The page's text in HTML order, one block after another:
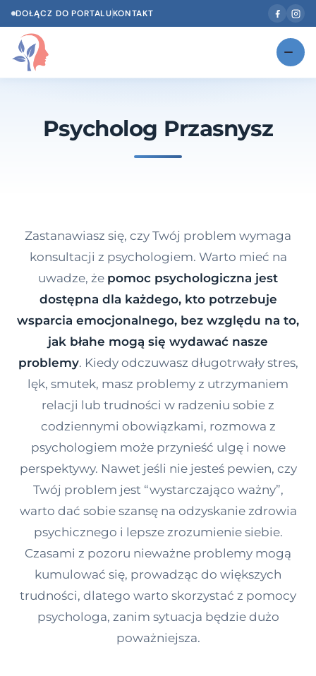
DOŁĄCZ DO PORTALUKONTAKT
NOWOŚĆ
Dawka wiedzy
Dla specjalistów
Dołącz do portalu
Psycholog Przasnysz
Zastanawiasz się, czy Twój problem wymaga
konsultacji z psychologiem. Warto mieć na
uwadze, że pomoc psychologiczna jest
dostępna dla każdego, kto potrzebuje
wsparcia emocjonalnego, bez względu na to,
jak błahe mogą się wydawać nasze
problemy. Kiedy odczuwasz długotrwały stres,
lęk, smutek, masz problemy z utrzymaniem
relacji lub trudności w radzeniu sobie z
codziennymi obowiązkami, rozmowa z
psychologiem może przynieść ulgę i nowe
perspektywy. Nawet jeśli nie jesteś pewien, czy
Twój problem jest “wystarczająco ważny”,
warto dać sobie szansę na odzyskanie zdrowia
psychicznego i lepsze zrozumienie siebie.
Czasami z pozoru nieważne problemy mogą
kumulować się, prowadząc do większych
trudności, dlatego warto skorzystać z pomocy
psychologa, zanim sytuacja będzie dużo
poważniejsza.